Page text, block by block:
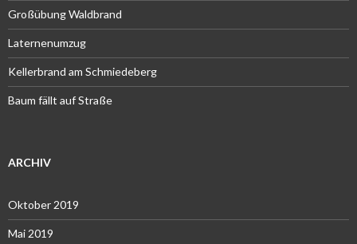
Großübung Waldbrand
Laternenumzug
Kellerbrand am Schmiedeberg
Baum fällt auf Straße
ARCHIV
Oktober 2019
Mai 2019